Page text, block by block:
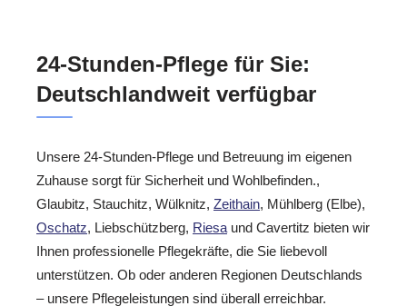
24-Stunden-Pflege für Sie:
Deutschlandweit verfügbar
Unsere 24-Stunden-Pflege und Betreuung im eigenen
Zuhause sorgt für Sicherheit und Wohlbefinden.,
Glaubitz, Stauchitz, Wülknitz, Zeithain, Mühlberg (Elbe),
Oschatz, Liebschützberg, Riesa und Cavertitz bieten wir
Ihnen professionelle Pflegekräfte, die Sie liebevoll
unterstützen. Ob oder anderen Regionen Deutschlands
– unsere Pflegeleistungen sind überall erreichbar.